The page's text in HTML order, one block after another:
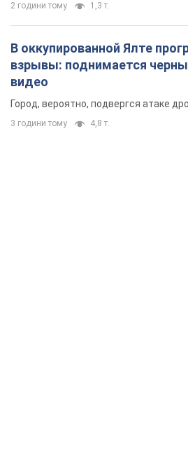
2 години тому 1,3 т.
В оккупированной Ялте
взрывы: поднимается
видео
Город, вероятно, подвергся атаке
3 години тому 4,8 т.